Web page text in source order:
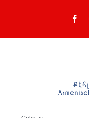
springen